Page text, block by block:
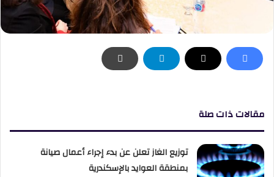
مقالات ذات صلة
توزيع الغاز تعلن عن بدء إجراء أعمال صيانة
بمنطقة العوايد بالإسكندرية